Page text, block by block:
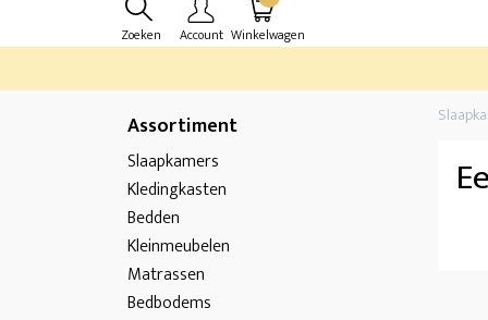
Zoeken Account Winkelwagen
Assortiment
Slaapkamers
Kledingkasten
Bedden
Kleinmeubelen
Matrassen
Bedbodems